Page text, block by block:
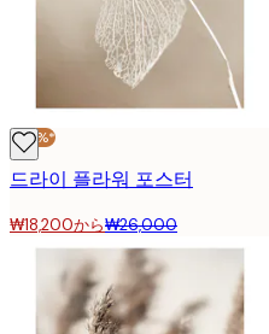
-30%*
드라이 플라워 포스터
₩18,200から₩26,000